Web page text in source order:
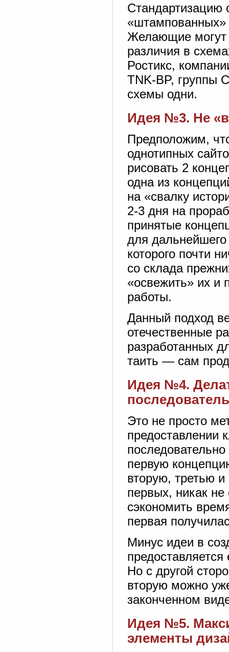
Стандартизацию
«штампованных»
Желающие могут
различия в
Ростикс,
TNK-BP, группы
схемы одни.
Идея №3. Не
Предположим,
однотипных
рисовать 2
одна из
на «свалку
2-3 дня на
принятые
для
которого почти
со склада
«освежить» их и
работы.
Данный подход
отечественные
разработанных
таить — сам
Идея №4.
Это не просто
предоставлении
первую
вторую, третью и
первых, никак
сэкономить
первая
Минус идеи в
Но с другой
вторую можно
законченном
Идея №5.
элементы